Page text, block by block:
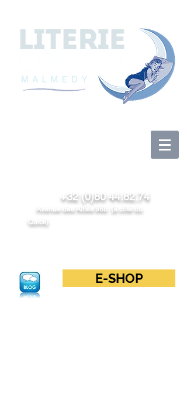
+32 (0)80 44.82.74
Avenue des Alliés 98b (à côté du
Quick)
E-SHOP